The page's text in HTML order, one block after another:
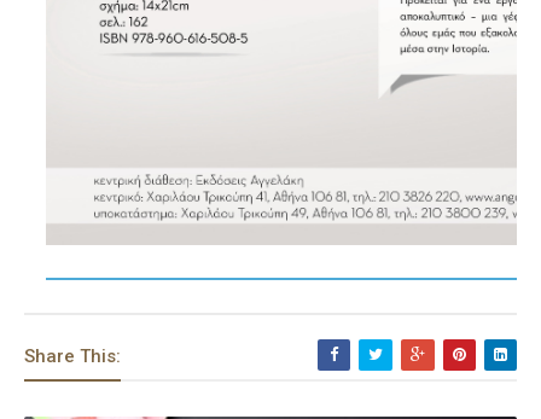
Share This: